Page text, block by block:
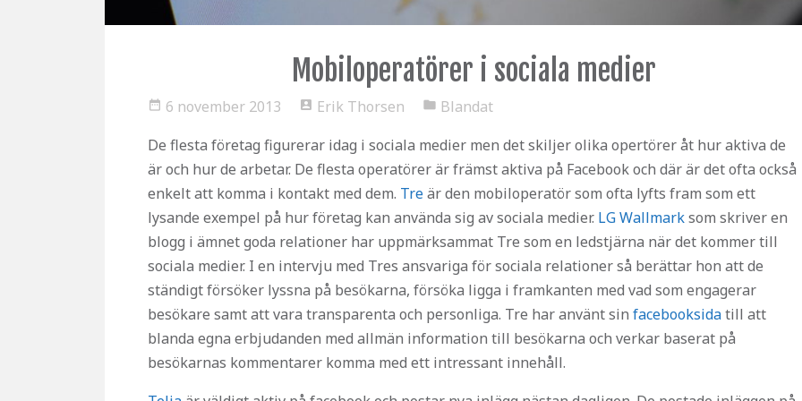
Mobiloperatörer i sociala medier
date_range 6 november 2013 account_box Erik Thorsen folder Blandat
De flesta företag figurerar idag i sociala medier men det skiljer olika opertörer åt hur aktiva de
är och hur de arbetar. De flesta operatörer är främst aktiva på Facebook och där är det ofta också
enkelt att komma i kontakt med dem. Treär den mobiloperatör som ofta lyfts fram som ett
lysande exempel på hur företag kan använda sig av sociala medier. LG Wallmarksom skriver en
blogg i ämnet goda relationer har uppmärksammat Tre som en ledstjärna när det kommer till
sociala medier. I en intervju med Tres ansvariga för sociala relationer så berättar hon att de
ständigt försöker lyssna på besökarna, försöka ligga i framkanten med vad som engagerar
besökare samt att vara transparenta och personliga. Tre har använt sin facebooksidatill att
blanda egna erbjudanden med allmän information till besökarna och verkar baserat på
besökarnas kommentarer komma med ett intressant innehåll.